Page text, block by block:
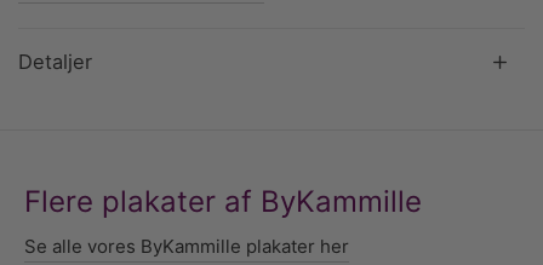
Detaljer
Flere plakater af ByKammille
Se alle vores ByKammille plakater her